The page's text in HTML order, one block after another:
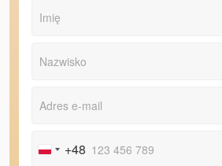
Poland
+48